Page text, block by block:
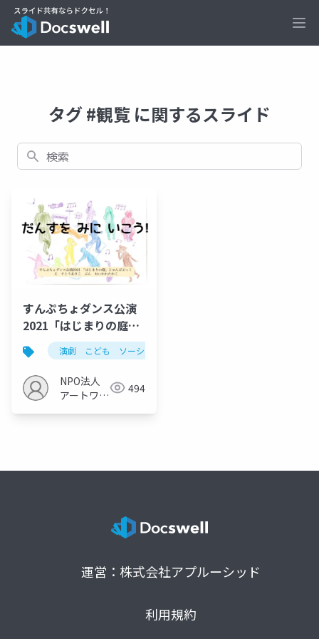
タグ #観覧 に関するスライド
検索
すんぷちょダンス公演
2021「はじまりの庭」
じゅんびぶっく
演劇 こども ソーシャルストーリー
NPO法人
アートワー
494
運営：株式会社アプルーシッド
利用規約